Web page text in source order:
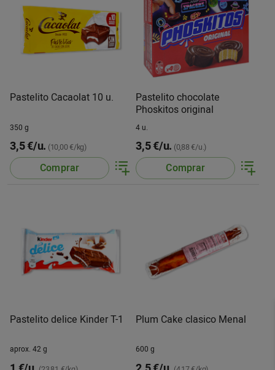
Pastelito Cacaolat 10 u.
350 g
3,5 €/u. (10,00 €/kg)
Comprar
Pastelito chocolate
Phoskitos original
4 u.
3,5 €/u. (0,88 €/u.)
Comprar
Pastelito delice Kinder T-1
aprox. 42 g
Plum Cake clasico Menal
600 g